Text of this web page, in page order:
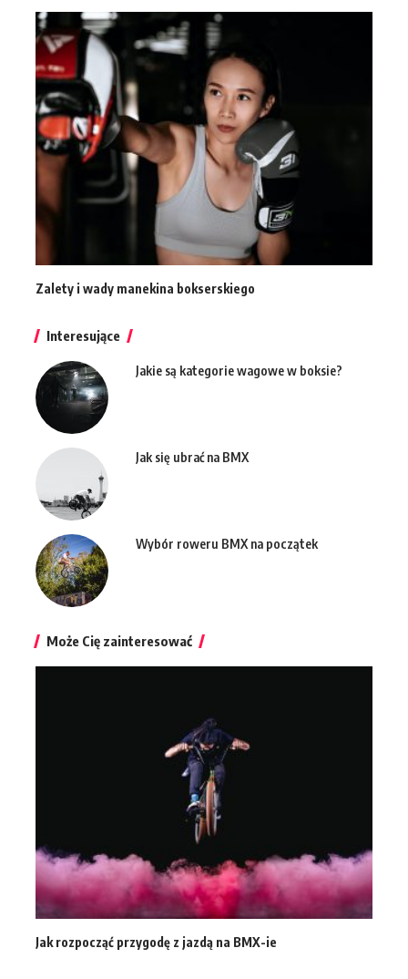
Zalety i wady manekina bokserskiego
Interesujące
Jakie są kategorie wagowe w boksie?
Jak się ubrać na BMX
Wybór roweru BMX na początek
Może Cię zainteresować
Jak rozpocząć przygodę z jazdą na BMX-ie